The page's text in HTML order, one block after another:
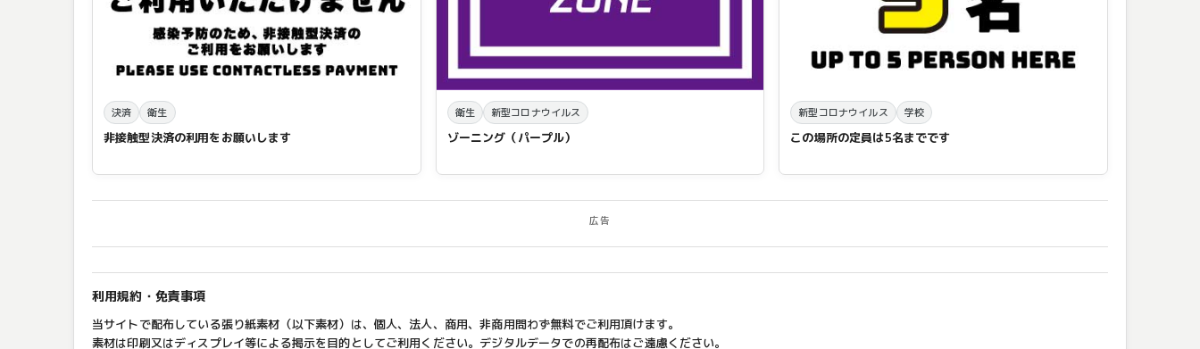
決済 衛生
非接触型決済の利用をお願いします
衛生 新型コロナウイルス
ゾーニング（パープル）
新型コロナウイルス 学校
この場所の定員は5名までです
広告
利用規約・免責事項
当サイトで配布している張り紙素材（以下素材）は、個人、法人、商用、非商用問わず無料でご利用頂けます。
素材は印刷又はディスプレイ等による掲示を目的としてご利用ください。デジタルデータでの再配布はご遠慮ください。